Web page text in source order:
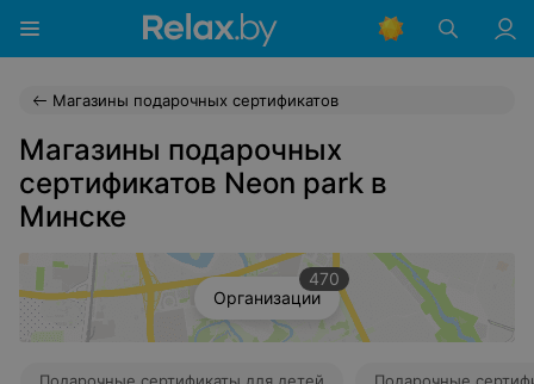
Магазины подарочных сертификатов
Магазины подарочных
сертификатов Neon park в
Минске
Организации
470